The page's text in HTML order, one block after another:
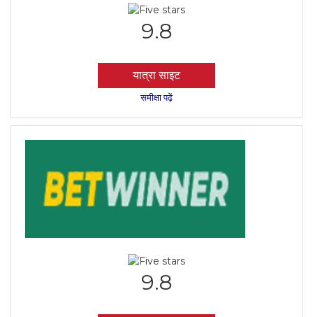
9.8
यात्रा साइट
समीक्षा पढ़ें
9.8